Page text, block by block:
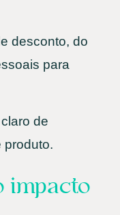
desconto, do
para
de
produto.
impacto